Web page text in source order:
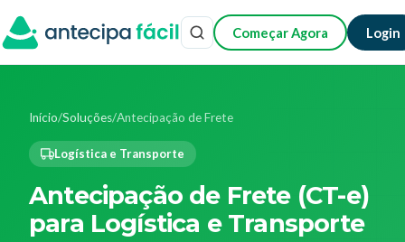
Começar Agora Login
Início/Soluções/Antecipação de Frete
Logística e Transporte
Antecipação de Frete (CT-e)
para Logística e Transporte